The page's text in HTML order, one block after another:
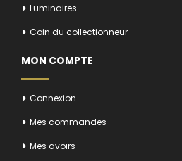
Luminaires
Coin du collectionneur
MON COMPTE
Connexion
Mes commandes
Mes avoirs